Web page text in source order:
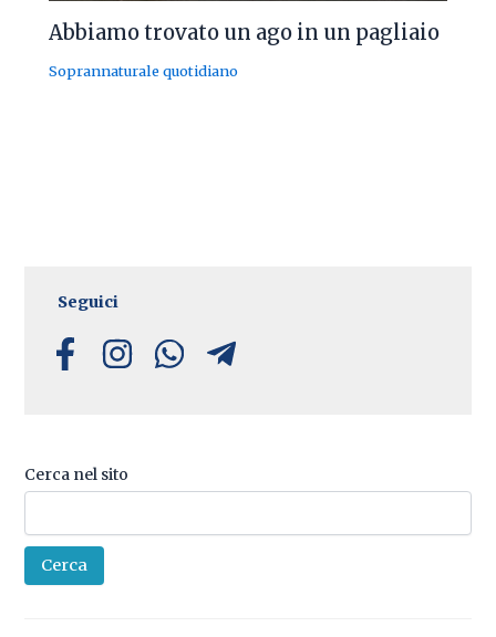
Abbiamo trovato un ago in un pagliaio
Soprannaturale quotidiano
Seguici
Cerca nel sito
Cerca